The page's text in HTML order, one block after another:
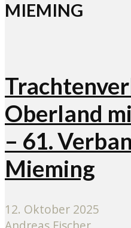
IEMING
Oberland
– 61.
Mieming
12. Oktober 2025